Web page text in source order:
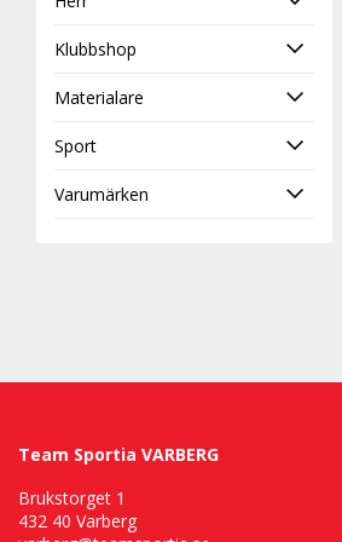
Klubbshop
Materialare
Sport
Varumärken
Team Sportia VARBERG
Brukstorget 1
432 40 Varberg